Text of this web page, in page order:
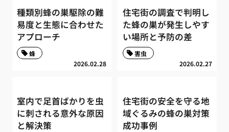
種類別蜂の巣駆除の難
易度と生態に合わせた
アプローチ
2026.02.28
蜂
住宅街の調査で判明し
た蜂の巣が発生しやす
い場所と予防の差
2026.02.27
害虫
室内で足首ばかりを虫
に刺される意外な原因
と解決策
住宅街の安全を守る地
域ぐるみの蜂の巣対策
成功事例